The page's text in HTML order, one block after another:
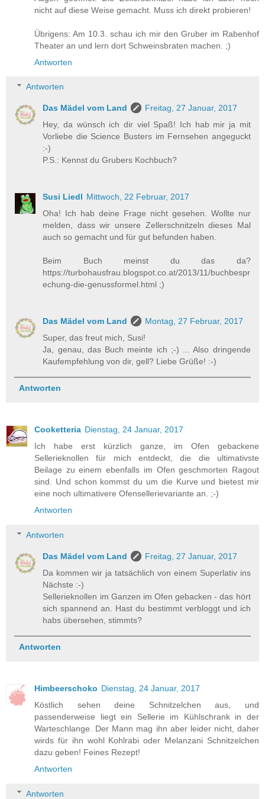
nicht auf diese Weise gemacht. Muss ich direkt probieren!
Übrigens: Am 10.3. schau ich mir den Gruber im Rabenhof
Theater an und lern dort Schweinsbraten machen. ;)
Antworten
Antworten
Das Mädel vom Land
Freitag, 27 Januar, 2017
Hey, da wünsch ich dir viel Spaß! Ich hab mir ja mit
Vorliebe die Science Busters im Fernsehen angeguckt
:-)
P.S.: Kennst du Grubers Kochbuch?
Susi Liedl Mittwoch, 22 Februar, 2017
Oha! Ich hab deine Frage nicht gesehen. Wollte nur
melden, dass wir unsere Zellerschnitzeln dieses Mal
auch so gemacht und für gut befunden haben.
Beim Buch meinst du das da?
https://turbohausfrau.blogspot.co.at/2013/11/buchbespr
echung-die-genussformel.html ;)
Das Mädel vom Land
Montag, 27 Februar, 2017
Super, das freut mich, Susi!
Ja, genau, das Buch meinte ich ;-) ... Also dringende
Kaufempfehlung von dir, gell? Liebe Grüße! :-)
Antworten
Cooketteria Dienstag, 24 Januar, 2017
Ich habe erst kürzlich ganze, im Ofen gebackene
Sellerieknollen für mich entdeckt, die die ultimativste
Beilage zu einem ebenfalls im Ofen geschmorten Ragout
sind. Und schon kommst du um die Kurve und bietest mir
eine noch ultimativere Ofensellerievariante an. ;-)
Antworten
Antworten
Das Mädel vom Land
Freitag, 27 Januar, 2017
Da kommen wir ja tatsächlich von einem Superlativ ins
Nächste :-)
Sellerieknollen im Ganzen im Ofen gebacken - das hört
sich spannend an. Hast du bestimmt verbloggt und ich
habs übersehen, stimmts?
Antworten
Himbeerschoko Dienstag, 24 Januar, 2017
Köstlich sehen deine Schnitzelchen aus, und
passenderweise liegt ein Sellerie im Kühlschrank in der
Warteschlange. Der Mann mag ihn aber leider nicht, daher
wirds für ihn wohl Kohlrabi oder Melanzani Schnitzelchen
dazu geben! Feines Rezept!
Antworten
Antworten